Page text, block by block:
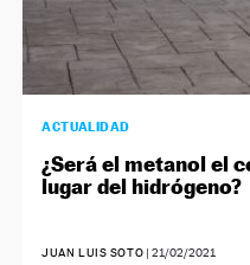
ACTUALIDAD
¿Será el metanol el
lugar del hidrógeno?
JUAN LUIS SOTO |21/02/2021